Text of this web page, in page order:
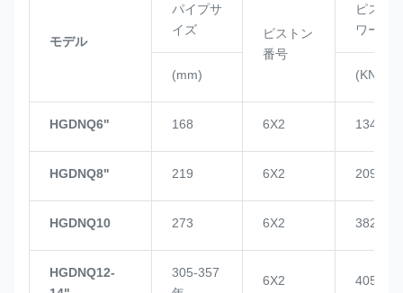
モデル
パイプサ
イズ
ピストン
番号
ピスト
ワー
(mm) (KN)
HGDNQ6" 168 6X2 134
HGDNQ8" 219 6X2 209
HGDNQ10 273 6X2 382
HGDNQ12-
305-357
6X2 405